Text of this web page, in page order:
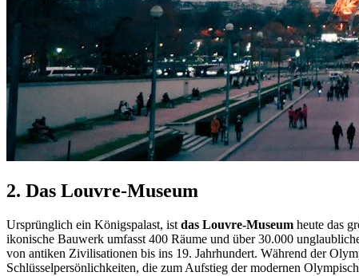
2. Das Louvre-Museum
Ursprünglich ein Königspalast, ist das Louvre-Museum heute das
ikonische Bauwerk umfasst 400 Räume und über 30.000
von antiken Zivilisationen bis ins 19. Jahrhundert. Während der
Schlüsselpersönlichkeiten, die zum Aufstieg der modernen